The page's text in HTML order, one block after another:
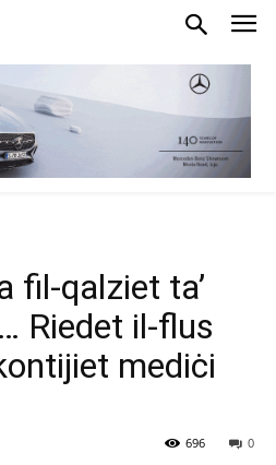
fil-qalziet ta’
Riedet il-flus
mediċi
0
696